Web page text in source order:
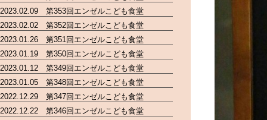
2023.02.09 第353回エンゼルこども食堂
2023.02.02 第352回エンゼルこども食堂
2023.01.26 第351回エンゼルこども食堂
2023.01.19 第350回エンゼルこども食堂
2023.01.12 第349回エンゼルこども食堂
2023.01.05 第348回エンゼルこども食堂
2022.12.29 第347回エンゼルこども食堂
2022.12.22 第346回エンゼルこども食堂